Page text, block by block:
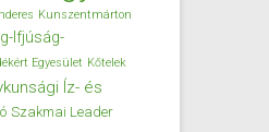
Kunszentmárton
Ifjúság-
Egyesület Kőtelek
Íz- és
Szakmai Leader